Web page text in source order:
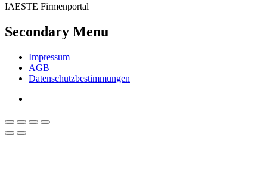
IAESTE Firmenportal
Secondary Menu
Impressum
AGB
Datenschutzbestimmungen